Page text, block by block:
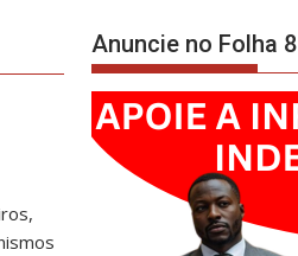
Anuncie no Folha 8